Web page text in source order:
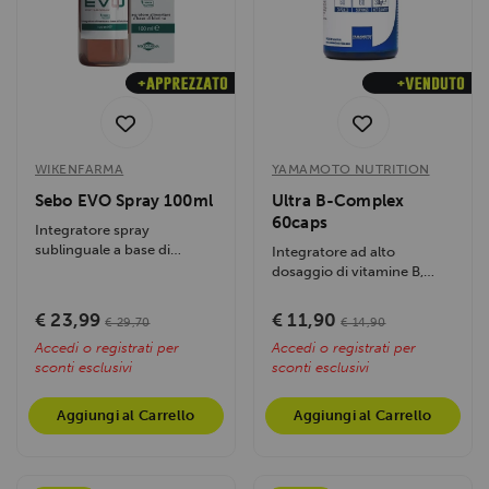
WIKENFARMA
Sebo EVO Spray 100ml
Integratore spray
sublinguale a base di
€ 23,99 € 29,70
Accedi o registrati per
sconti esclusivi
Aggiungi al Carrello
YAMAMOTO NUTRITION
Ultra B-Complex
60caps
Integratore ad alto
dosaggio di vitamine B,
energetico, riduce...
€ 11,90 € 14,90
Accedi o registrati per
sconti esclusivi
Aggiungi al Carrello